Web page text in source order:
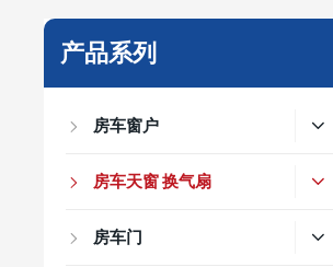
产品系列
房车窗户
房车天窗 换气扇
房车门